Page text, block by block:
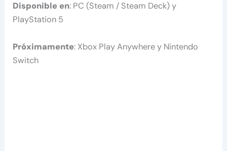
Disponible en: PC (Steam / Steam Deck) y
PlayStation 5
Próximamente: Xbox Play Anywhere y Nintendo
Switch